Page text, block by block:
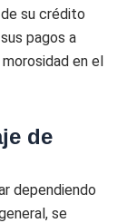
su crédito
pagos a
en el
de
dependiendo
se